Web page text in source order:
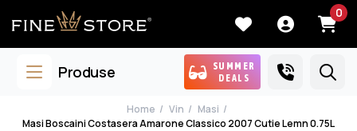
0
Produse
SUMMER
DEALS
Home Vin
Masi
Masi Boscaini Costasera Amarone Classico 2007 Cutie Lemn 0.75L